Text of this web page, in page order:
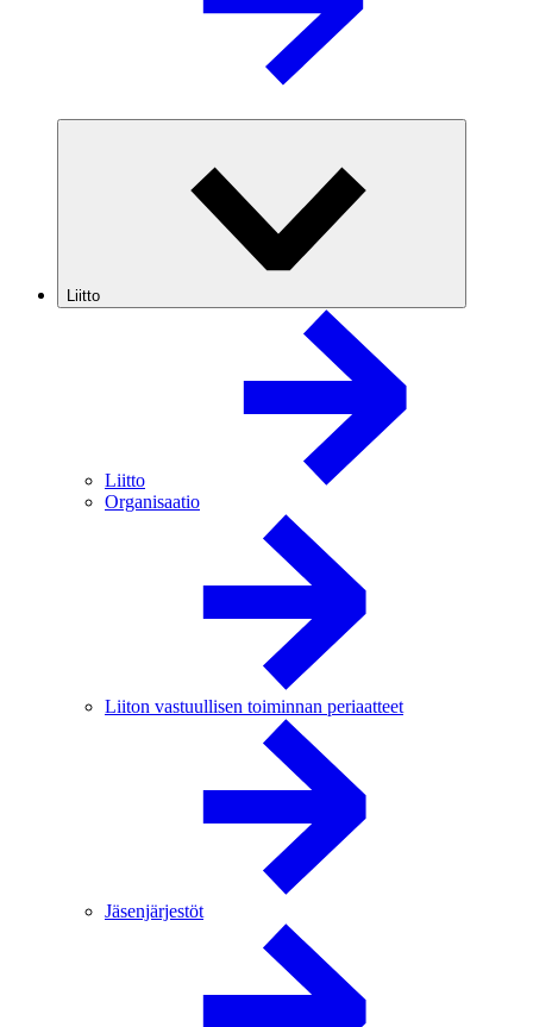
Liitto
Liitto
Organisaatio
Liiton vastuullisen toiminnan periaatteet
Jäsenjärjestöt